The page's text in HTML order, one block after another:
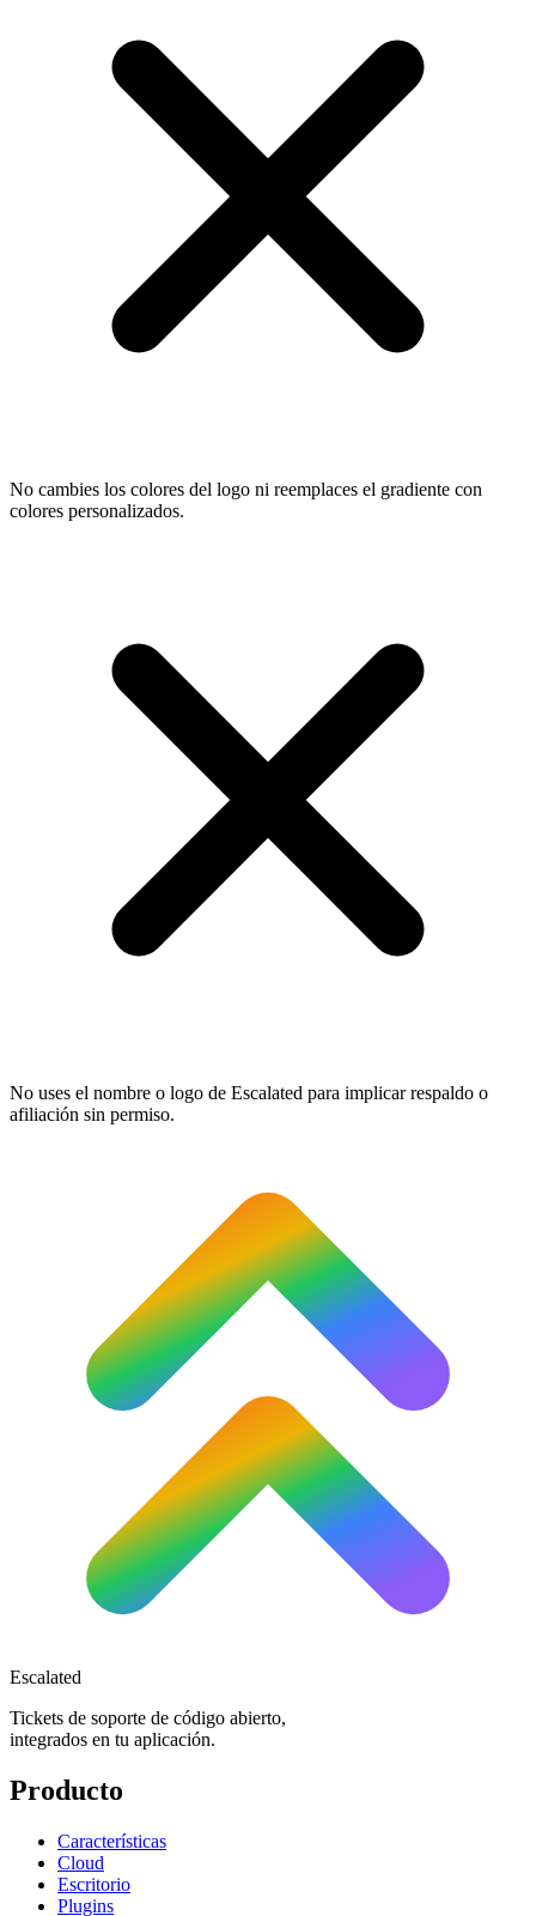
No cambies los colores del logo ni reemplaces el gradiente con
colores personalizados.
No uses el nombre o logo de Escalated para implicar respaldo o
afiliación sin permiso.
Escalated
Tickets de soporte de código abierto,
integrados en tu aplicación.
Producto
Características
Cloud
Escritorio
Plugins